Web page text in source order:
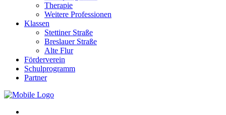
Therapie
Weitere Professionen
Klassen
Stettiner Straße
Breslauer Straße
Alte Flur
Förderverein
Schulprogramm
Partner